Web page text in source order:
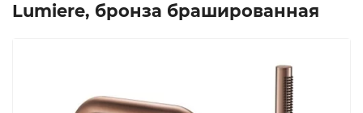
Lumiere, бронза брашированная